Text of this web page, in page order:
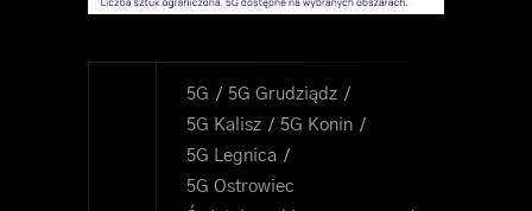
5G
5G Grudziądz
5G Kalisz
5G Konin
5G Legnica
5G Ostrowiec